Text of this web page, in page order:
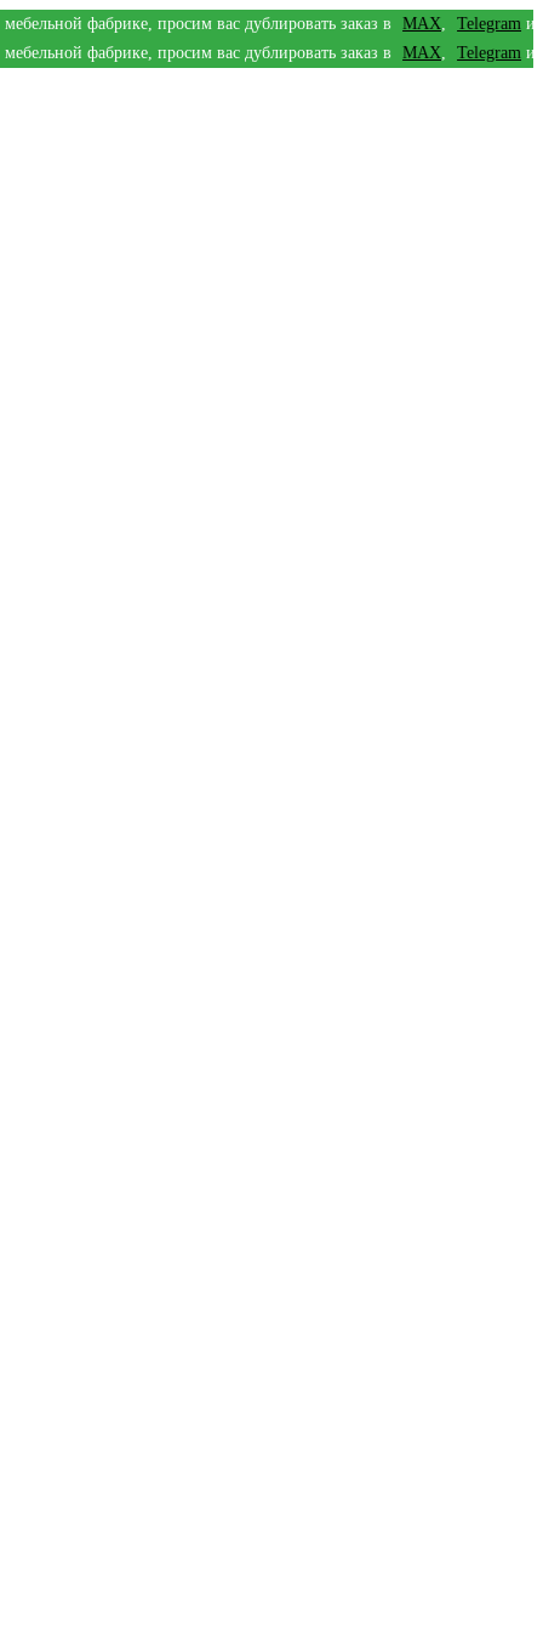
просим вас дублировать заказ в МАХ, Telegram или электронную
просим вас дублировать заказ в МАХ, Telegram или электронную